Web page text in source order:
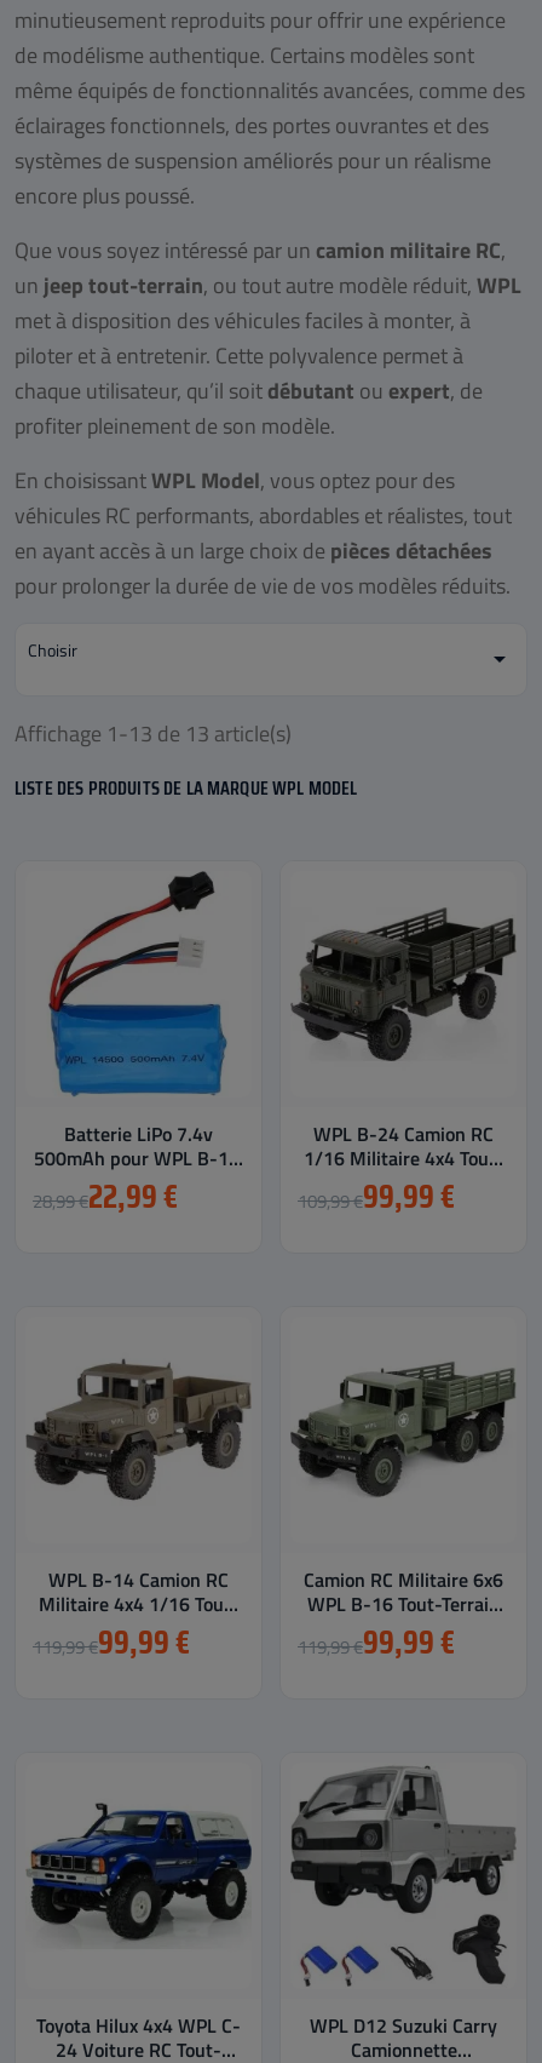
minutieusement reproduits pour offrir une expérience
de modélisme authentique. Certains modèles sont
même équipés de fonctionnalités avancées, comme des
éclairages fonctionnels, des portes ouvrantes et des
systèmes de suspension améliorés pour un réalisme
encore plus poussé.
Que vous soyez intéressé par un camion militaire RC,
un jeep tout-terrain, ou tout autre modèle réduit,WPL
met à disposition des véhicules faciles à monter, à
piloter et à entretenir. Cette polyvalence permet à
chaque utilisateur, qu’il soitdébutant ou expert, de
profiter pleinement de son modèle.
En choisissantWPL Model, vous optez pour des
véhicules RC performants, abordables et réalistes, tout
en ayant accès à un large choix de pièces détachées
pour prolonger la durée de vie de vos modèles réduits.
Choisir 
Affichage 1-13 de 13 article(s)
LISTE DES PRODUITS DE LA MARQUE WPL MODEL
Batterie LiPo 7.4v
500mAh pour WPL B-14,
B-16, B-24, B-36,...
28,99 €22,99 €
WPL B-24 Camion RC
1/16 Militaire 4x4 Tout-
Terrain Robuste et...
109,99 €99,99 €
WPL B-14 Camion RC
Militaire 4x4 1/16 Tout-
Terrain Puissant &...
119,99 €99,99 €
Camion RC Militaire 6x6
WPL B-16 Tout-Terrain
1/16
119,99 €99,99 €
Toyota Hilux 4x4 WPL C-
24 Voiture RC Tout-
WPL D12 Suzuki Carry
Camionnette